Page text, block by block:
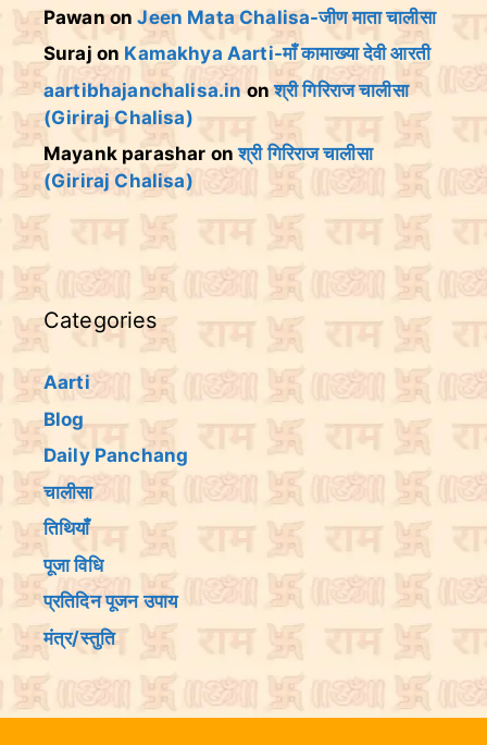
PawanonJeen Mata Chalisa-जीण माता चालीसा
Suraj on Kamakhya Aarti-माँ कामाख्या देवी आरती
aartibhajanchalisa.in onश्री गिरिराज चालीसा
(Giriraj Chalisa)
Mayank parashar onश्री गिरिराज चालीसा
(Giriraj Chalisa)
Categories
Aarti
Blog
Daily Panchang
चालीसा
तिथियांँ
पूजा विधि
प्रतिदिन पूजन उपाय
मंत्र/स्तुति